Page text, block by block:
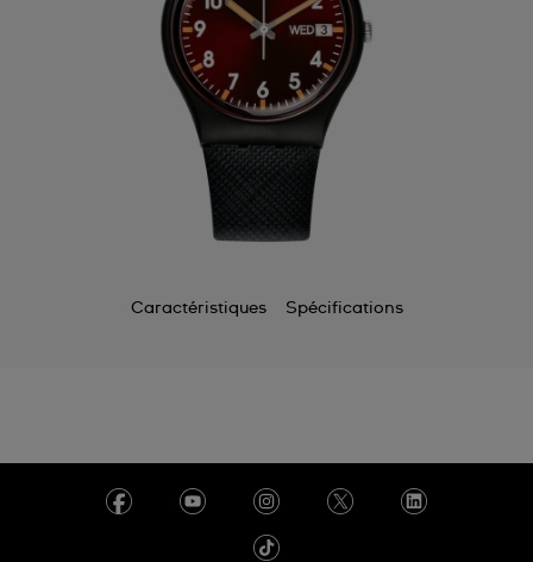
Caractéristiques Spécifications